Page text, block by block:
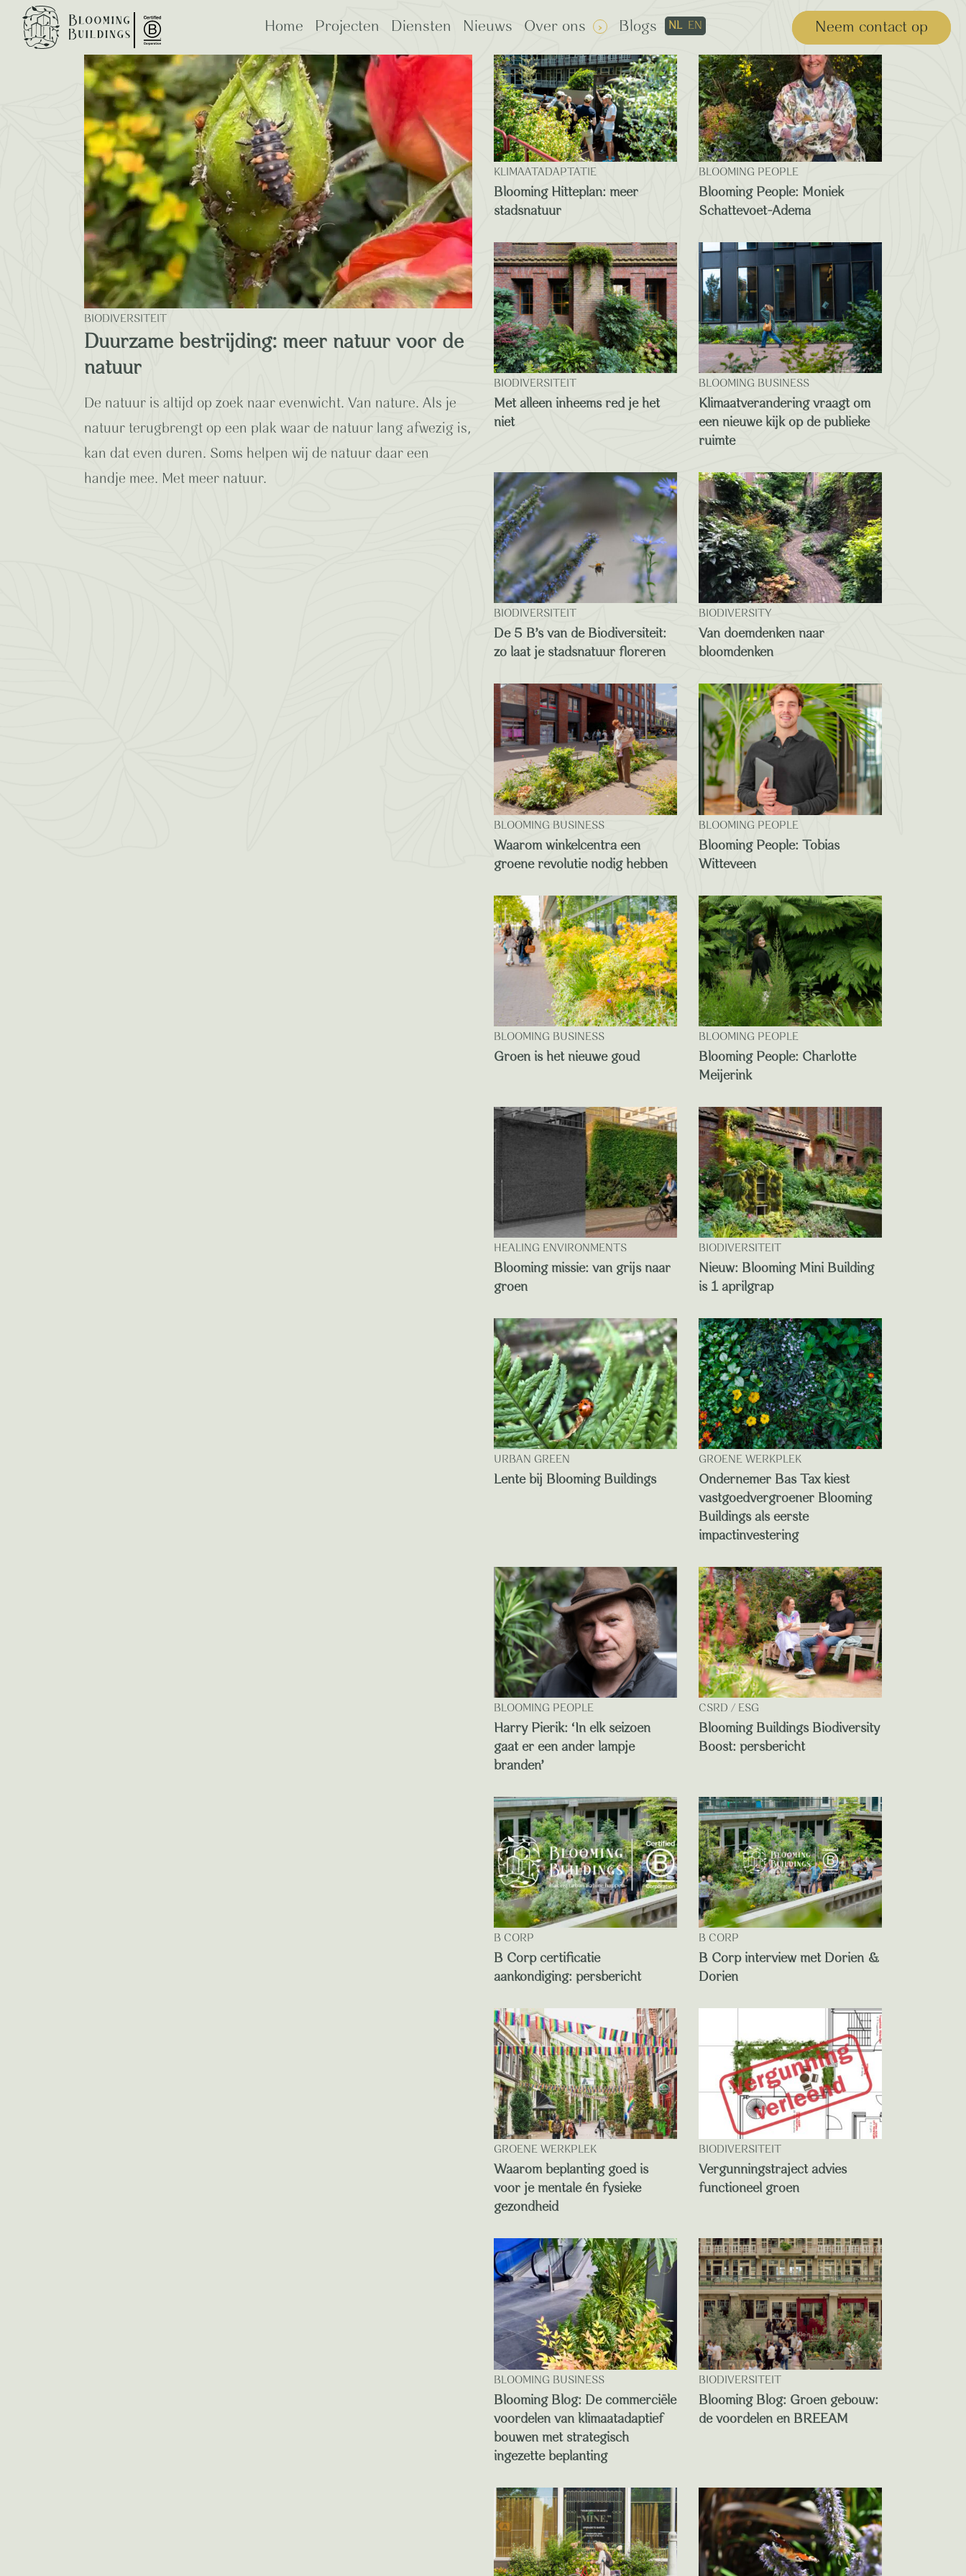
Home Projecten Diensten Nieuws Over ons
ESG: beplanting
B Corp
Blooming beloftes
Blogs NL EN Neem contact op
Blooming Blogs
BIODIVERSITEIT
Duurzame bestrijding: meer natuur voor de
natuur
De natuur is altijd op zoek naar evenwicht. Van nature. Als je
natuur terugbrengt op een plak waar de natuur lang afwezig is,
kan dat even duren. Soms helpen wij de natuur daar een
handje mee. Met meer natuur.
KLIMAATADAPTATIE
Blooming Hitteplan: meer
stadsnatuur
BLOOMING PEOPLE
Blooming People: Moniek
Schattevoet-Adema
BIODIVERSITEIT
Met alleen inheems red je het
niet
BLOOMING BUSINESS
Klimaatverandering vraagt om
een nieuwe kijk op de publieke
ruimte
BIODIVERSITEIT
De 5 B’s van de Biodiversiteit:
zo laat je stadsnatuur floreren
BIODIVERSITY
Van doemdenken naar
bloomdenken
BLOOMING BUSINESS
Waarom winkelcentra een
groene revolutie nodig hebben
BLOOMING PEOPLE
Blooming People: Tobias
Witteveen
BLOOMING BUSINESS
Groen is het nieuwe goud
BLOOMING PEOPLE
Blooming People: Charlotte
Meijerink
HEALING ENVIRONMENTS
Blooming missie: van grijs naar
groen
BIODIVERSITEIT
Nieuw: Blooming Mini Building
is 1 aprilgrap
URBAN GREEN
Lente bij Blooming Buildings
GROENE WERKPLEK
Ondernemer Bas Tax kiest
vastgoedvergroener Blooming
Buildings als eerste
impactinvestering
BLOOMING PEOPLE
Harry Pierik: ‘In elk seizoen
gaat er een ander lampje
branden’
CSRD / ESG
Blooming Buildings Biodiversity
Boost: persbericht
B CORP
B Corp certificatie
aankondiging: persbericht
B CORP
B Corp interview met Dorien &
Dorien
GROENE WERKPLEK
Waarom beplanting goed is
voor je mentale én fysieke
gezondheid
BIODIVERSITEIT
Vergunningstraject advies
functioneel groen
BLOOMING BUSINESS
Blooming Blog: De commerciële
voordelen van klimaatadaptief
bouwen met strategisch
ingezette beplanting
BIODIVERSITEIT
Blooming Blog: Groen gebouw:
de voordelen en BREEAM